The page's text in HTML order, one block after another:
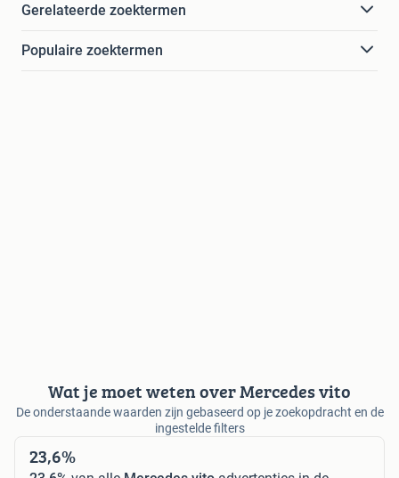
Gerelateerde zoektermen
Populaire zoektermen
Wat je moet weten over Mercedes vito
De onderstaande waarden zijn gebaseerd op je zoekopdracht en de
ingestelde filters
23,6%